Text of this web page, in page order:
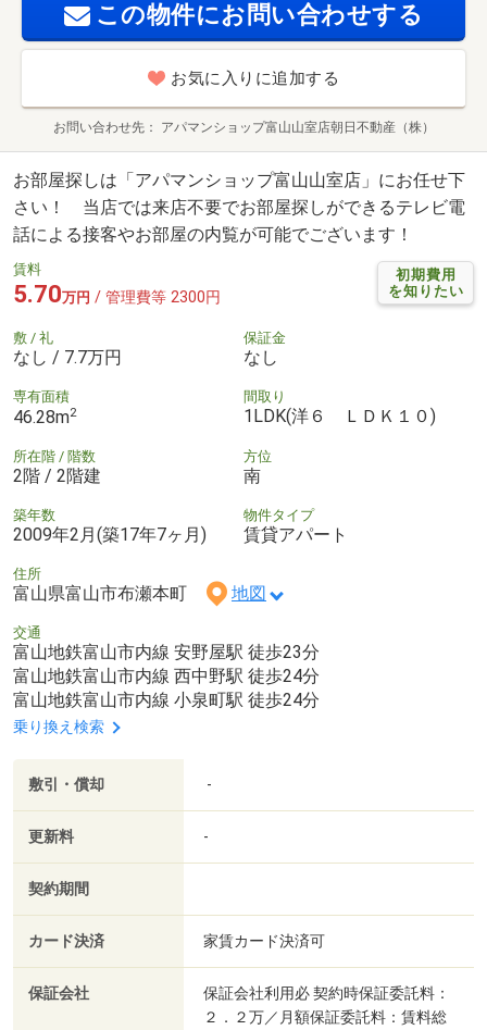
この物件にお問い合わせする
お気に入りに追加する
お問い合わせ先 アパマンショップ富山山室店朝日不動産（株）
お部屋探しは「アパマンショップ富山山室店」にお任せ下
さい！ 当店では来店不要でお部屋探しができるテレビ電
話による接客やお部屋の内覧が可能でございます！
初期費用
を知りたい
賃料
5.70万円 / 管理費等 2300円
敷 / 礼
なし / 7.7万円
保証金
なし
専有面積
46.28m2
間取り
1LDK(洋６ ＬＤＫ１０)
所在階 / 階数
2階 / 2階建
方位
南
築年数
2009年2月(築17年7ヶ月)
物件タイプ
賃貸アパート
住所
富山県富山市布瀬本町 地図
交通
富山地鉄富山市内線 安野屋駅 徒歩23分
富山地鉄富山市内線 西中野駅 徒歩24分
富山地鉄富山市内線 小泉町駅 徒歩24分
乗り換え検索
敷引・償却 -
更新料 -
契約期間
カード決済 家賃カード決済可
保証会社
保証会社利用必 契約時保証委託料：
２．２万／月額保証委託料：賃料総